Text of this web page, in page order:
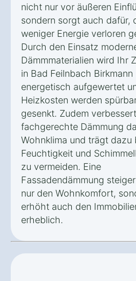
nicht nur vor äußeren
sondern sorgt auch dafür,
weniger Energie verloren
Durch den Einsatz
Dämmmaterialien wird Ihr
in Bad Feilnbach Birkmann
energetisch aufgewertet
Heizkosten werden
gesenkt. Zudem
fachgerechte Dämmung
Wohnklima und trägt dazu
Feuchtigkeit und
zu vermeiden. Eine
Fassadendämmung
nur den Wohnkomfort,
erhöht auch den
erheblich.